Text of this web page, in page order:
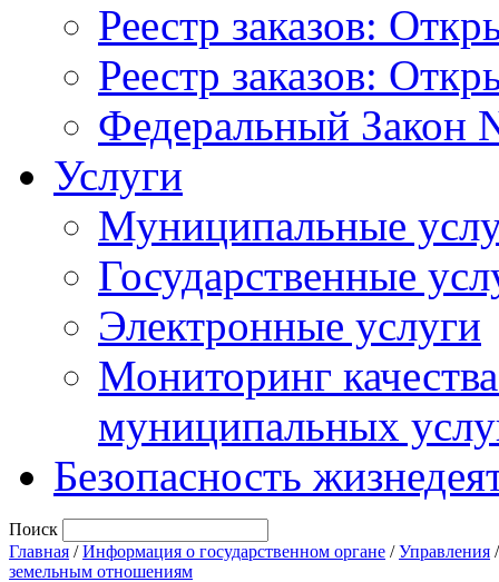
Реестр заказов:
Реестр заказов:
Федеральный Закон
Услуги
Муниципальные
Государственные
Электронные услуги
Мониторинг
муниципальных
Безопасность
Поиск
Главная /Информация о государственном органе /Управления
земельным отношениям